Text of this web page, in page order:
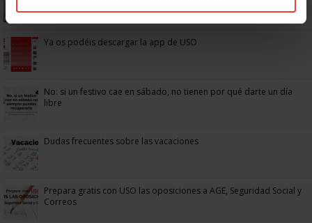
Ya os podéis descargar la app de USO
No: si un festivo cae en sábado, no tienen por qué darte un día
libre
Dudas frecuentes sobre las vacaciones
Prepara gratis con USO las oposiciones a AGE, Seguridad Social y
Correos